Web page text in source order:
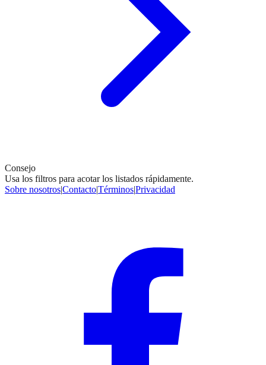
Consejo
Usa los filtros para acotar los listados rápidamente.
Sobre nosotros|Contacto|Términos|Privacidad